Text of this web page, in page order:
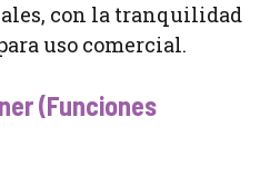
con la tranquilidad
uso comercial.
(Funciones